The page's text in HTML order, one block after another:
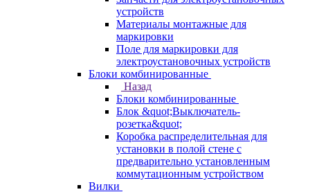
устройств
Материалы монтажные для
маркировки
Поле для маркировки для
электроустановочных устройств
Блоки комбинированные
Назад
Блоки комбинированные
Блок &quot;Выключатель-
розетка&quot;
Коробка распределительная для
установки в полой стене с
предварительно установленным
коммутационным устройством
Вилки